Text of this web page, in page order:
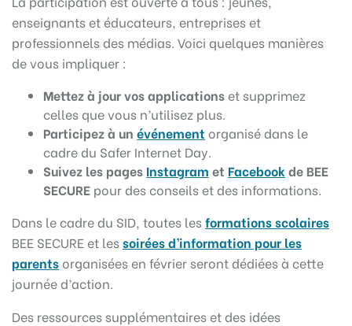
enseignants et éducateurs, entreprises et
professionnels des médias. Voici quelques manières
de vous impliquer :
Mettez à jour vos applications et supprimez
celles que vous n’utilisez plus.
Participez à un événement organisé dans le
cadre du Safer Internet Day.
Suivez les pages Instagram et Facebook de BEE
SECURE pour des conseils et des informations.
Dans le cadre du SID, toutes lesformations scolaires
BEE SECURE et lessoirées d’information pour les
parents organisées en février seront dédiées à cette
journée d’action.
Des ressources supplémentaires et des idées